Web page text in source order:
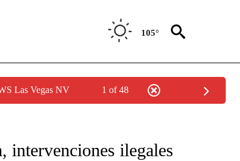
105°
Las Vegas NV 1 of 48
ABOUT NEW PAGES ON "CNN - SPANISH".
intervenciones ilegales